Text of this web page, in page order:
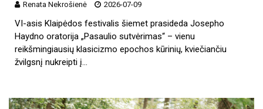
Renata Nekrošienė 2026-07-09
VI-asis Klaipėdos festivalis šiemet prasideda Josepho
Haydno oratorija „Pasaulio sutvėrimas“ – vienu
reikšmingiausių klasicizmo epochos kūrinių, kviečiančiu
žvilgsnį nukreipti į…